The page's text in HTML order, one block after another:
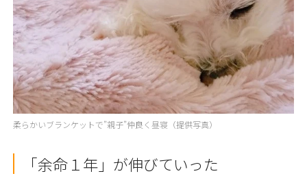
柔らかいブランケットで”親子”仲良く昼寝（提供写真）
「余命１年」が伸びていった